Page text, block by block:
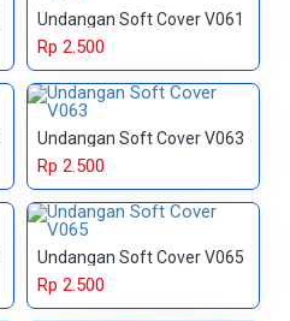
Undangan Soft Cover V061
Rp 2.500
Undangan Soft Cover V063
Rp 2.500
Undangan Soft Cover V065
Rp 2.500